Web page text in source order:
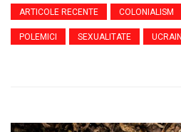
ARTICOLE RECENTE COLONIALISM
POLEMICI SEXUALITATE